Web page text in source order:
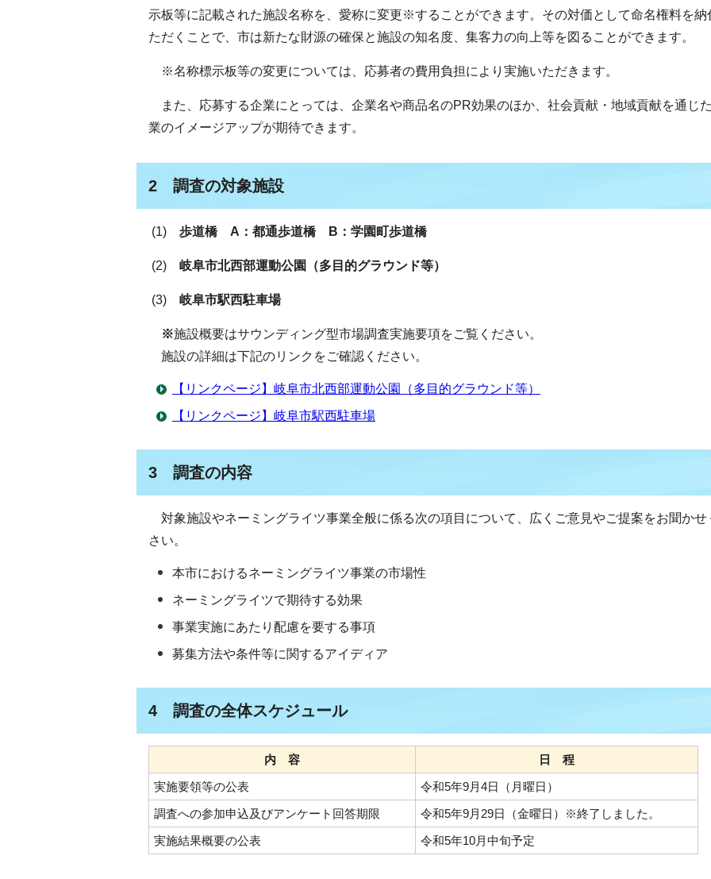
示板等に記載された施設名称を、愛称に変更※することができます。その対価として命名権料を納
ただくことで、市は新たな財源の確保と施設の知名度、集客力の向上等を図ることができます。
※名称標示板等の変更については、応募者の費用負担により実施いただきます。
また、応募する企業にとっては、企業名や商品名のPR効果のほか、社会貢献・地域貢献を通じ
業のイメージアップが期待できます。
2 調査の対象施設
(1) 歩道橋 A：都通歩道橋 B：学園町歩道橋
(2) 岐阜市北西部運動公園（多目的グラウンド等）
(3) 岐阜市駅西駐車場
※施設概要はサウンディング型市場調査実施要項をご覧ください。
施設の詳細は下記のリンクをご確認ください。
【リンクページ】岐阜市北西部運動公園（多目的グラウンド等）
【リンクページ】岐阜市駅西駐車場
3 調査の内容
対象施設やネーミングライツ事業全般に係る次の項目について、広くご意見やご提案をお聞かせ
さい。
本市におけるネーミングライツ事業の市場性
ネーミングライツで期待する効果
事業実施にあたり配慮を要する事項
募集方法や条件等に関するアイディア
4 調査の全体スケジュール
内 容
日 程
実施要領等の公表
令和5年9月4日（月曜日）
調査への参加申込及びアンケート回答期限
令和5年9月29日（金曜日）※終了しました。
実施結果概要の公表
令和5年10月中旬予定